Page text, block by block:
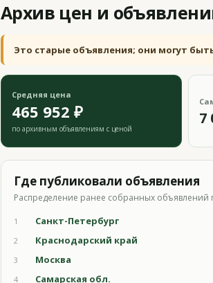
Архив цен и
Это старые объявления; они могут
Средняя цена
465 952 ₽
по архивным объявлениям с ценой
7
Где публиковали объявления
Распределение ранее собранных объявлений
1 Санкт-Петербург
2
Краснодарский край
3
Москва
4
Самарская обл.